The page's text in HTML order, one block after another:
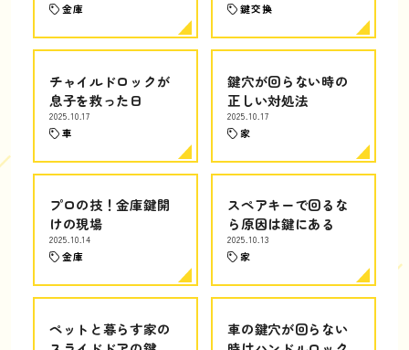
金庫 鍵交換
チャイルドロックが
息子を救った日
2025.10.17
車
鍵穴が回らない時の
正しい対処法
2025.10.17
家
プロの技！金庫鍵開
けの現場
2025.10.14
金庫
スペアキーで回るな
ら原因は鍵にある
2025.10.13
家
ペットと暮らす家の
車の鍵穴が回らない